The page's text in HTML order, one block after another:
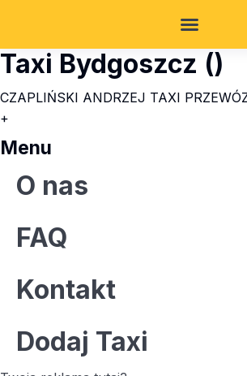
Taxi Bydgoszcz ()
CZAPLIŃSKI ANDRZEJ TAXI
+
Menu
O nas
FAQ
Kontakt
Dodaj Taxi